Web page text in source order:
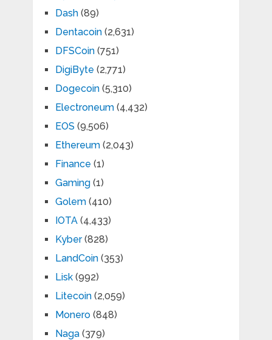
Dash(89)
Dentacoin(2,631)
DFSCoin(751)
DigiByte (2,771)
Dogecoin(5,310)
Electroneum(4,432)
EOS (9,506)
Ethereum(2,043)
Finance (1)
Gaming(1)
Golem(410)
IOTA(4,433)
Kyber(828)
LandCoin(353)
Lisk(992)
Litecoin(2,059)
Monero(848)
Naga(379)